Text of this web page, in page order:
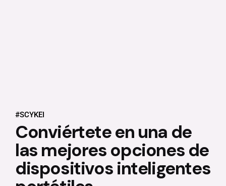
#SCYKEI
Conviértete en una de
las mejores opciones de
dispositivos inteligentes